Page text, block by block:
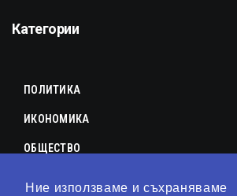
Ние използваме и съхраняваме
Категории
ПОЛИТИКА
ИКОНОМИКА
ОБЩЕСТВО